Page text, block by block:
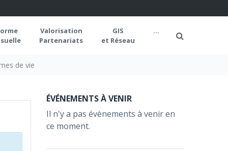
Valorisation
Partenariats
GIS
et Réseau
...
de vie
ÉVÉNEMENTS À VENIR
Il n'y a pas évènements à venir en
ce moment.